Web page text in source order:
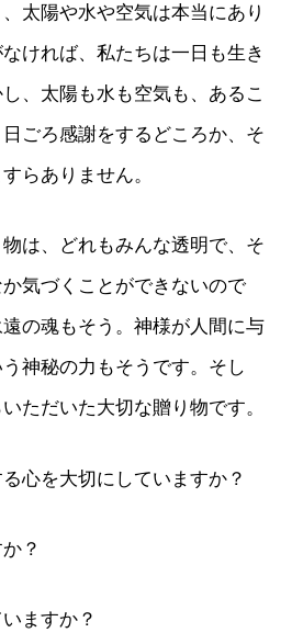
太陽や水や空気は本当にあり
ければ、私たちは一日も生き
、太陽も水も空気も、あるこ
ごろ感謝をするどころか、そ
らありません。
は、どれもみんな透明で、そ
気づくことができないので
の魂もそう。神様が人間に与
神秘の力もそうです。そし
ただいた大切な贈り物です。
心を大切にしていますか？
？
ますか？